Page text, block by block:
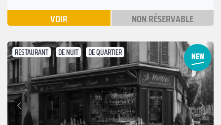
VOIR NON RÉSERVABLE
RESTAURANT DE NUIT DE QUARTIER
Précédent
Suivant